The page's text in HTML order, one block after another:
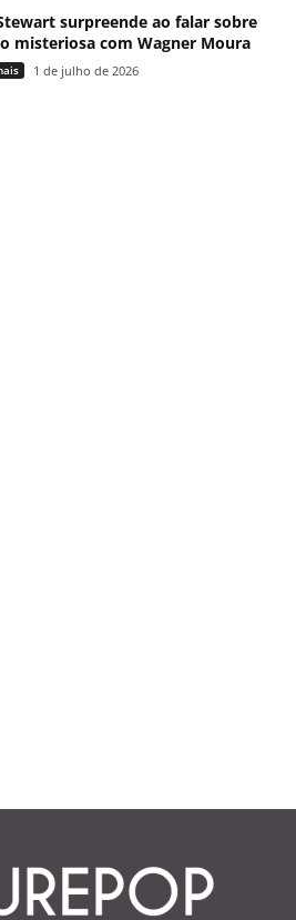
surpreende ao falar sobre
misteriosa com Wagner Moura
1 de julho de 2026